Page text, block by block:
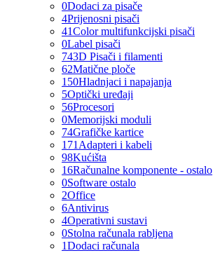
0Dodaci za pisače
4Prijenosni pisači
41Color multifunkcijski pisači
0Label pisači
743D Pisači i filamenti
62Matične ploče
150Hladnjaci i napajanja
5Optički uređaji
56Procesori
0Memorijski moduli
74Grafičke kartice
171 Adapteri i kabeli
98Kućišta
16Računalne komponente - ostalo
0Software ostalo
2Office
6Antivirus
4Operativni sustavi
0Stolna računala rabljena
1Dodaci računala